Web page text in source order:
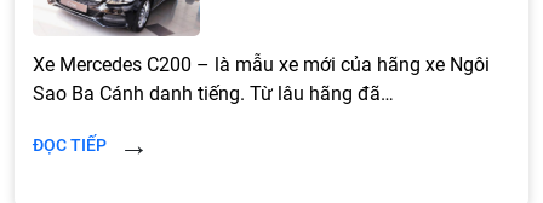
Xe Mercedes C200 – là mẫu xe mới của hãng xe Ngôi
Sao Ba Cánh danh tiếng. Từ lâu hãng đã…
ĐỌC TIẾP